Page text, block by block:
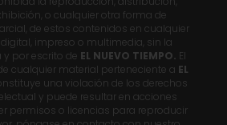
o cualquier otra forma de
de estos contenidos en cualquier
impreso o multimedia, sin la
por escrito de EL NUEVO TIEMPO. El
cualquier material perteneciente a EL
una violación de los derechos
y puede resultar en acciones
permisos o licencias para reproducir